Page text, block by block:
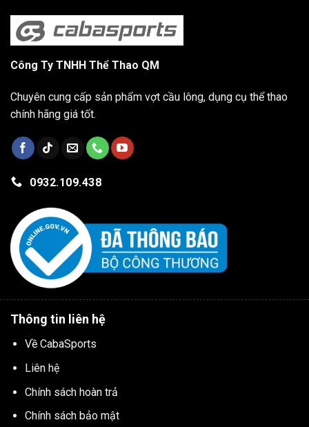
Công Ty TNHH Thể Thao QM
Chuyên cung cấp sản phẩm vợt cầu lông, dụng cụ thể thao
chính hãng giá tốt.
0932.109.438
Thông tin liên hệ
Về CabaSports
Liên hệ
Chính sách hoàn trả
Chính sách bảo mật